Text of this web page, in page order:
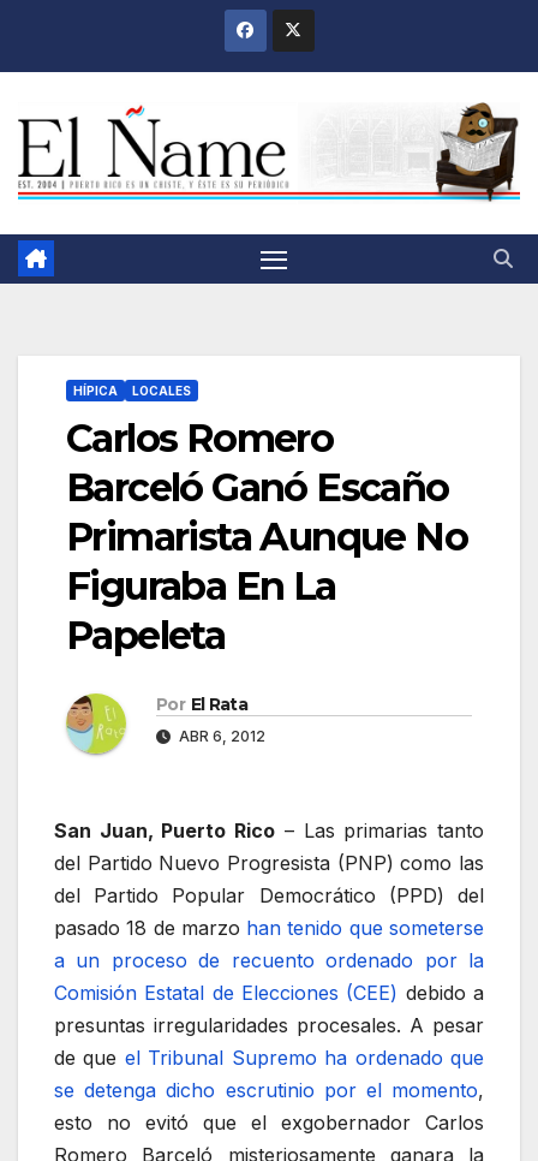
HÍPICA LOCALES
Carlos Romero
Barceló Ganó Escaño
Primarista Aunque No
Figuraba En La
Papeleta
Por El Rata
ABR 6, 2012
San Juan, Puerto Rico – Las primarias tanto
del Partido Nuevo Progresista (PNP) como las
del Partido Popular Democrático (PPD) del
pasado 18 de marzo han tenido que someterse
a un proceso de recuento ordenado por la
Comisión Estatal de Elecciones (CEE) debido a
presuntas irregularidades procesales. A pesar
de que el Tribunal Supremo ha ordenado que
se detenga dicho escrutinio por el momento,
esto no evitó que el exgobernador Carlos
Romero Barceló misteriosamente ganara la